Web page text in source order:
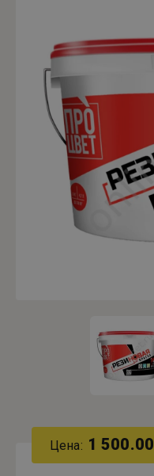
Цена: 1 500.00